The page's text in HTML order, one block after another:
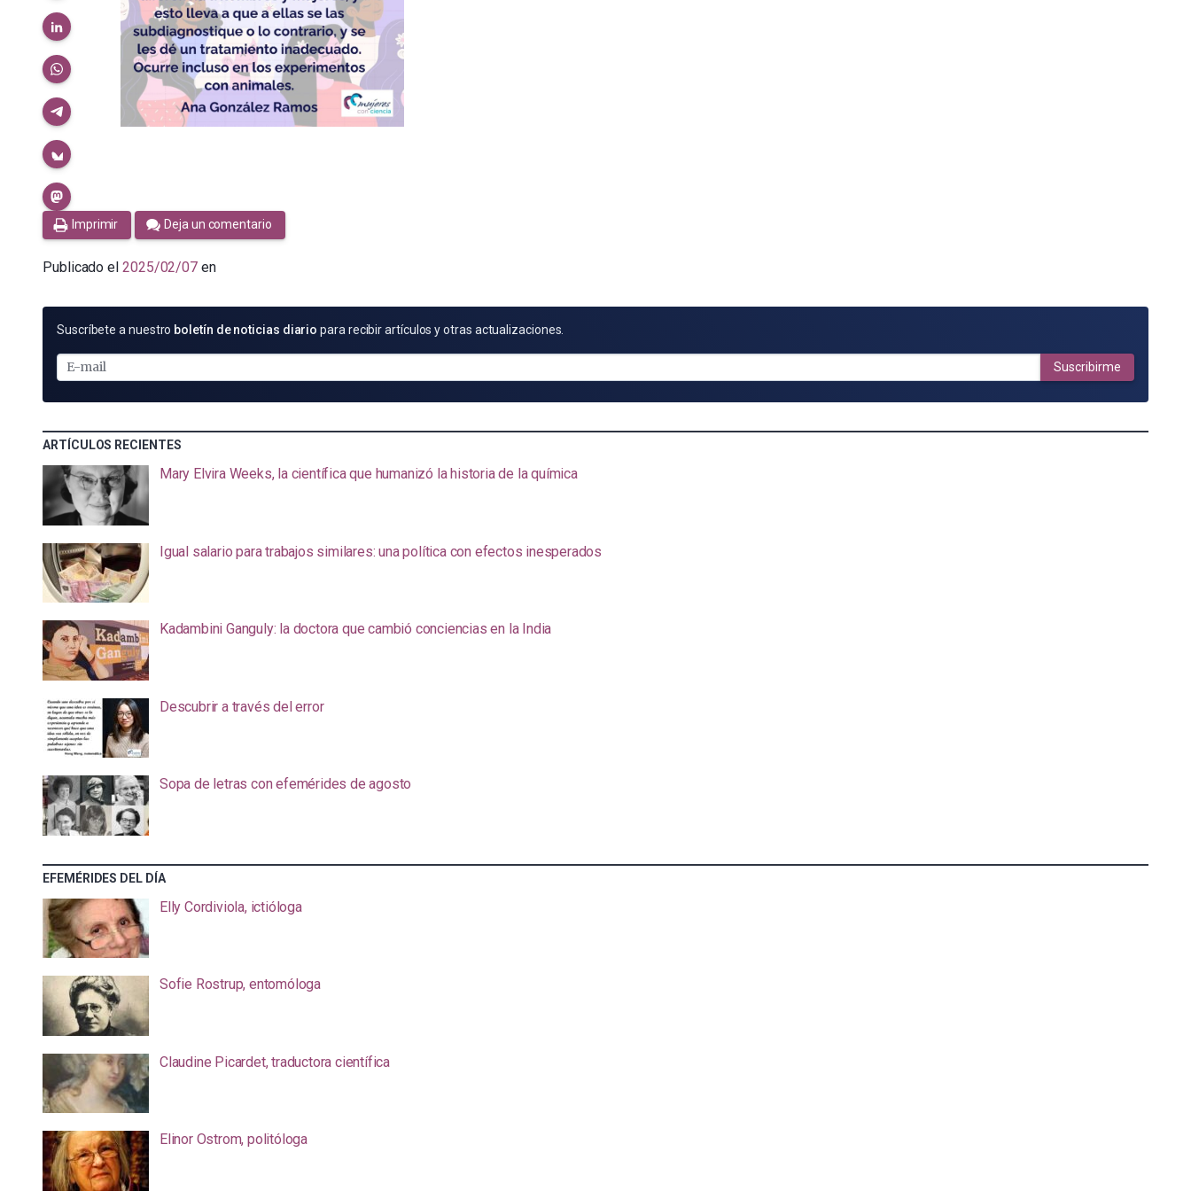
Imprimir Deja un comentario
Publicado el 2025/02/07 en
SUSCRÍBETE
E-
MAIL
Suscríbete a nuestro boletín de noticias diario para recibir artículos y otras actualizaciones.
Suscribirme
ARTÍCULOS RECIENTES
Mary Elvira Weeks, la científica que humanizó la historia de la química
Igual salario para trabajos similares: una política con efectos inesperados
Kadambini Ganguly: la doctora que cambió conciencias en la India
Descubrir a través del error
Sopa de letras con efemérides de agosto
EFEMÉRIDES DEL DÍA
Elly Cordiviola, ictióloga
Sofie Rostrup, entomóloga
Claudine Picardet, traductora científica
Elinor Ostrom, politóloga